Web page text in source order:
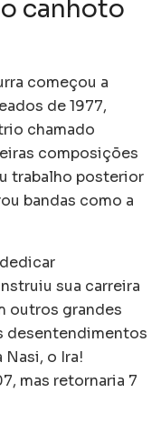
canhoto
começou a
de 1977,
chamado
composições
trabalho posterior
bandas como a
sua carreira
outros grandes
desentendimentos
o Ira!
mas retornaria 7